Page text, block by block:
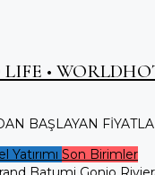
•
BAŞLAYAN
Yatırımı Son Birimler